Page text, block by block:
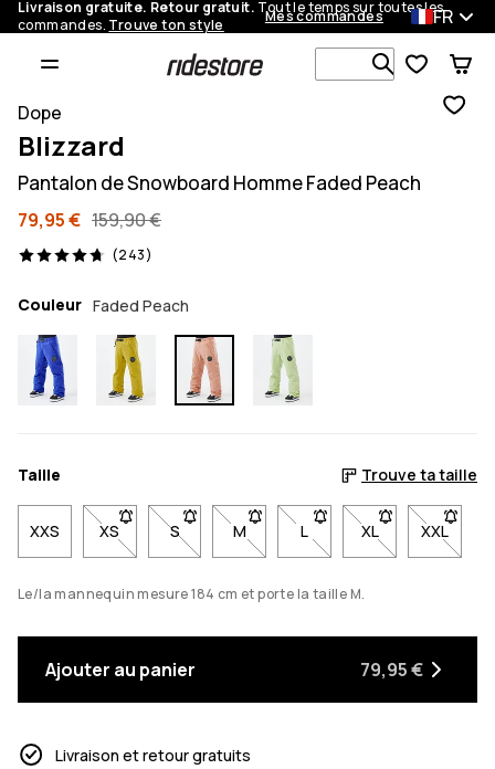
Livraison gratuite. Retour gratuit. Tout le temps sur toutes les
commandes. Trouve ton style Mes commandes FR
Recherche
Dope
Blizzard
Pantalon de Snowboard Homme Faded Peach
79,95 € 159,90 €
(243)
243 avis, 4.7/5
Couleur Faded Peach
Taille Trouve ta taille
XXS XS- Taille XS non disponible. Clique pour être averti
S- Taille S non disponible. Clique pour être
M- Taille M non disponible. Clique
L- Taille L non disponible.
XL- Taille XL non
XXL- Taille
Le/la mannequin mesure 184 cm et porte la taille M.
Ajouter au panier 79,95 €
Livraison et retour gratuits